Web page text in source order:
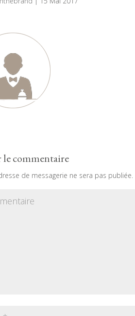
le commentaire
de messagerie ne sera pas publiée.